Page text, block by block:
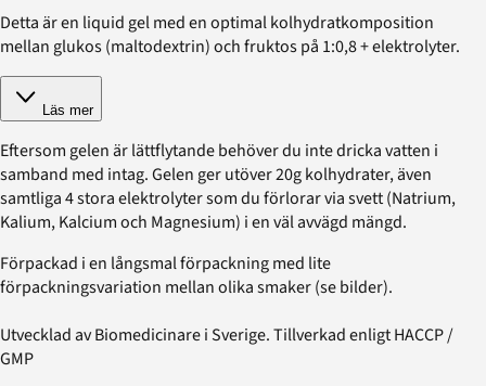
Detta är en liquid gel med en optimal kolhydratkomposition
mellan glukos (maltodextrin) och fruktos på 1:0,8 + elektrolyter.
Läs mer
Eftersom gelen är lättflytande behöver du inte dricka vatten i
samband med intag. Gelen ger utöver 20g kolhydrater, även
samtliga 4 stora elektrolyter som du förlorar via svett (Natrium,
Kalium, Kalcium och Magnesium) i en väl avvägd mängd.
Förpackad i en långsmal förpackning med lite
förpackningsvariation mellan olika smaker (se bilder).
Utvecklad av Biomedicinare i Sverige. Tillverkad enligt HACCP /
GMP